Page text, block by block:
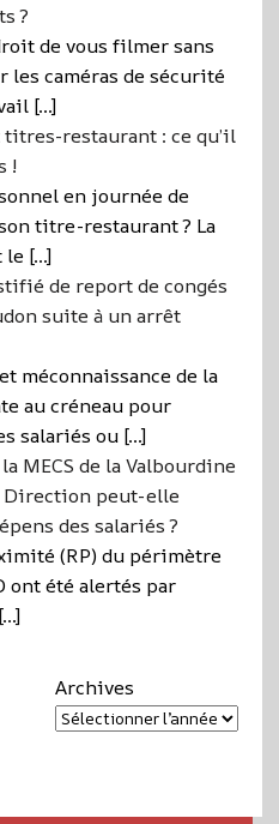
?
de vous filmer sans
les caméras de sécurité
[…]
restaurant : ce qu’il
!
en journée de
titre-restaurant ? La
le […]
de report de congés
suite à un arrêt
méconnaissance de la
au créneau pour
salariés ou […]
MECS de la Valbourdine
Direction peut-elle
des salariés ?
(RP) du périmètre
ont été alertés par
Archives